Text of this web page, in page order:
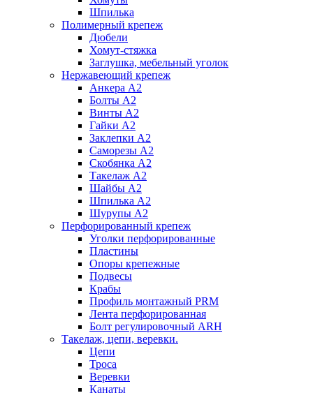
Шпилька
Полимерный крепеж
Дюбели
Хомут-стяжка
Заглушка, мебельный уголок
Нержавеющий крепеж
Анкера А2
Болты А2
Винты А2
Гайки А2
Заклепки А2
Саморезы А2
Скобянка А2
Такелаж А2
Шайбы А2
Шпилька А2
Шурупы А2
Перфорированный крепеж
Уголки перфорированные
Пластины
Опоры крепежные
Подвесы
Крабы
Профиль монтажный PRM
Лента перфорированная
Болт регулировочный ARH
Такелаж, цепи, веревки.
Цепи
Троса
Веревки
Канаты